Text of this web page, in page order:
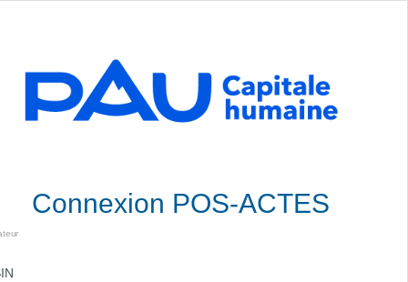
Connexion POS-ACTES